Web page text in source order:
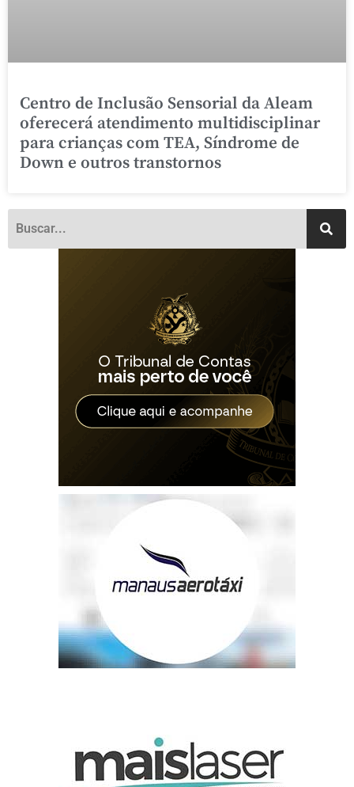
Centro de Inclusão Sensorial da Aleam
oferecerá atendimento multidisciplinar
para crianças com TEA, Síndrome de
Down e outros transtornos